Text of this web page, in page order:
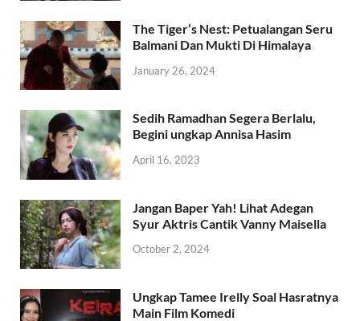
The Tiger’s Nest: Petualangan Seru
Balmani Dan Mukti Di Himalaya
January 26, 2024
Sedih Ramadhan Segera Berlalu,
Begini ungkap Annisa Hasim
April 16, 2023
Jangan Baper Yah! Lihat Adegan
Syur Aktris Cantik Vanny Maisella
October 2, 2024
Ungkap Tamee Irelly Soal Hasratnya
Main Film Komedi